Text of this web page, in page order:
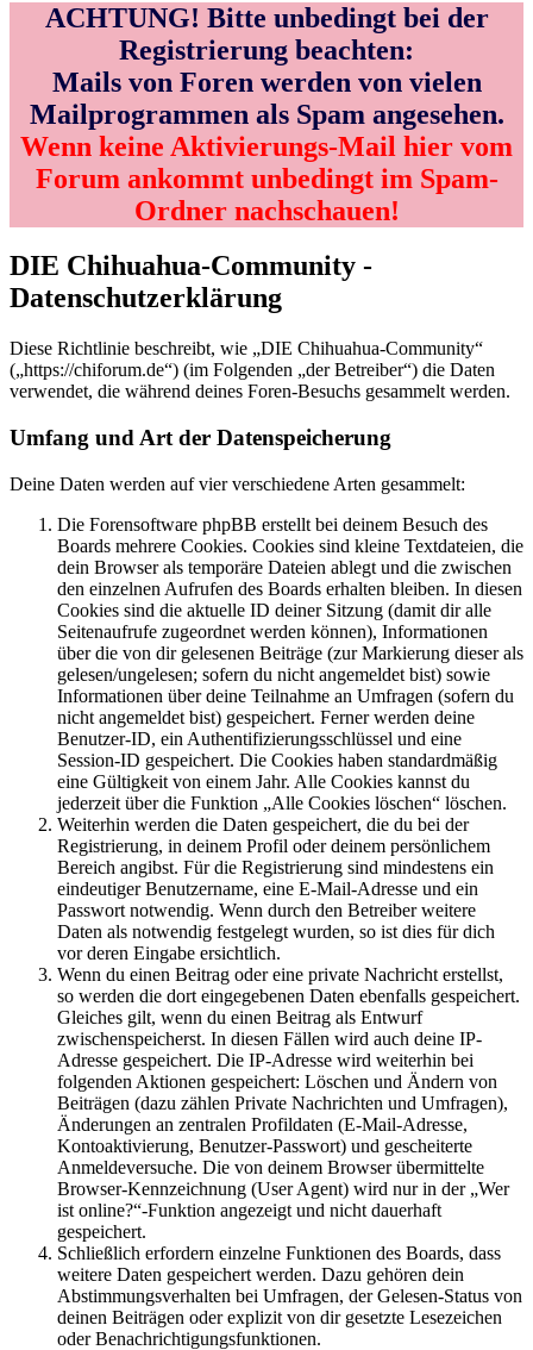
ACHTUNG! Bitte unbedingt bei der
Registrierung beachten:
Mails von Foren werden von vielen
Mailprogrammen als Spam angesehen.
Wenn keine Aktivierungs-Mail hier vom
Forum ankommt unbedingt im Spam-
Ordner nachschauen!
DIE Chihuahua-Community -
Datenschutzerklärung
Diese Richtlinie beschreibt, wie „DIE Chihuahua-Community“
(„https://chiforum.de“) (im Folgenden „der Betreiber“) die Daten
verwendet, die während deines Foren-Besuchs gesammelt werden.
Umfang und Art der Datenspeicherung
Deine Daten werden auf vier verschiedene Arten gesammelt:
Die Forensoftware phpBB erstellt bei deinem Besuch des
Boards mehrere Cookies. Cookies sind kleine Textdateien, die
dein Browser als temporäre Dateien ablegt und die zwischen
den einzelnen Aufrufen des Boards erhalten bleiben. In diesen
Cookies sind die aktuelle ID deiner Sitzung (damit dir alle
Seitenaufrufe zugeordnet werden können), Informationen
über die von dir gelesenen Beiträge (zur Markierung dieser als
gelesen/ungelesen; sofern du nicht angemeldet bist) sowie
Informationen über deine Teilnahme an Umfragen (sofern du
nicht angemeldet bist) gespeichert. Ferner werden deine
Benutzer-ID, ein Authentifizierungsschlüssel und eine
Session-ID gespeichert. Die Cookies haben standardmäßig
eine Gültigkeit von einem Jahr. Alle Cookies kannst du
jederzeit über die Funktion „Alle Cookies löschen“ löschen.
Weiterhin werden die Daten gespeichert, die du bei der
Registrierung, in deinem Profil oder deinem persönlichem
Bereich angibst. Für die Registrierung sind mindestens ein
eindeutiger Benutzername, eine E-Mail-Adresse und ein
Passwort notwendig. Wenn durch den Betreiber weitere
Daten als notwendig festgelegt wurden, so ist dies für dich
vor deren Eingabe ersichtlich.
Wenn du einen Beitrag oder eine private Nachricht erstellst,
so werden die dort eingegebenen Daten ebenfalls gespeichert.
Gleiches gilt, wenn du einen Beitrag als Entwurf
zwischenspeicherst. In diesen Fällen wird auch deine IP-
Adresse gespeichert. Die IP-Adresse wird weiterhin bei
folgenden Aktionen gespeichert: Löschen und Ändern von
Beiträgen (dazu zählen Private Nachrichten und Umfragen),
Änderungen an zentralen Profildaten (E-Mail-Adresse,
Kontoaktivierung, Benutzer-Passwort) und gescheiterte
Anmeldeversuche. Die von deinem Browser übermittelte
Browser-Kennzeichnung (User Agent) wird nur in der „Wer
ist online?“-Funktion angezeigt und nicht dauerhaft
gespeichert.
Schließlich erfordern einzelne Funktionen des Boards, dass
weitere Daten gespeichert werden. Dazu gehören dein
Abstimmungsverhalten bei Umfragen, der Gelesen-Status von
deinen Beiträgen oder explizit von dir gesetzte Lesezeichen
oder Benachrichtigungsfunktionen.